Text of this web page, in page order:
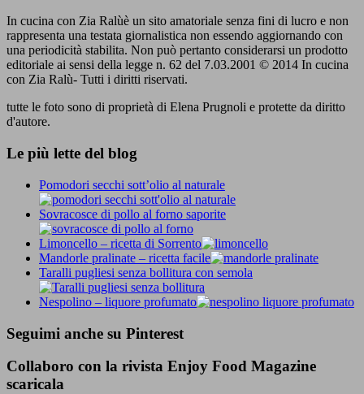
In cucina con Zia Ralùè un sito amatoriale senza fini di lucro e non
rappresenta una testata giornalistica non essendo aggiornando con
una periodicità stabilita. Non può pertanto considerarsi un prodotto
editoriale ai sensi della legge n. 62 del 7.03.2001 © 2014 In cucina
con Zia Ralù- Tutti i diritti riservati.
tutte le foto sono di proprietà di Elena Prugnoli e protette da diritto
d'autore.
Le più lette del blog
Pomodori secchi sott’olio al naturale
Sovracosce di pollo al forno saporite
Limoncello – ricetta di Sorrento
Mandorle pralinate – ricetta facile
Taralli pugliesi senza bollitura con semola
Nespolino – liquore profumato
Seguimi anche su Pinterest
Collaboro con la rivista Enjoy Food Magazine
scaricala